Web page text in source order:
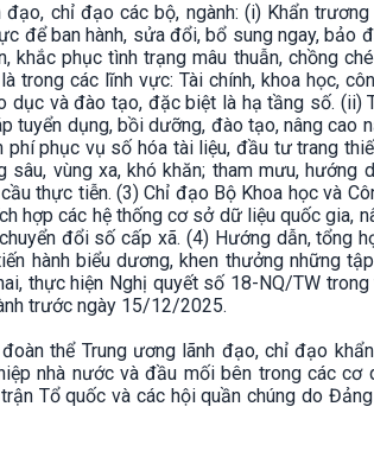
chỉ đạo các bộ, ngành: (i) Khẩn
để ban hành, sửa đổi, bổ sung ngay, bảo
khắc phục tình trạng mâu thuẫn, chồng
trong các lĩnh vực: Tài chính, khoa học,
dục và đào tạo, đặc biệt là hạ tầng số. (ii)
tuyển dụng, bồi dưỡng, đào tạo, nâng cao
phục vụ số hóa tài liệu, đầu tư trang
vùng xa, khó khăn; tham mưu, hướng
thực tiễn. (3) Chỉ đạo Bộ Khoa học và
hợp các hệ thống cơ sở dữ liệu quốc gia,
đổi số cấp xã. (4) Hướng dẫn, tổng
hành biểu dương, khen thưởng những
thực hiện Nghị quyết số 18-NQ/TW trong
trước ngày 15/12/2025.
thể Trung ương lãnh đạo, chỉ đạo
nhà nước và đầu mối bên trong các cơ
Tổ quốc và các hội quần chúng do